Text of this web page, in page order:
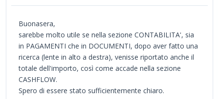
Buonasera,
sarebbe molto utile se nella sezione CONTABILITA', sia
in PAGAMENTI che in DOCUMENTI, dopo aver fatto una
ricerca (lente in alto a destra), venisse riportato anche il
totale dell'importo, così come accade nella sezione
CASHFLOW.
Spero di essere stato sufficientemente chiaro.